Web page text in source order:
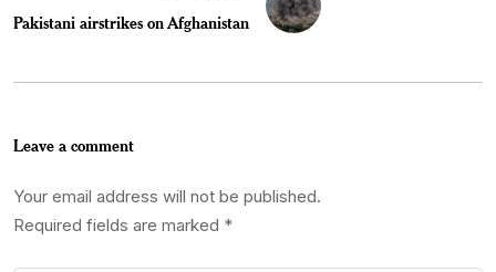
Pakistani airstrikes on Afghanistan
Leave a comment
Your email address will not be published.
Required fields are marked *